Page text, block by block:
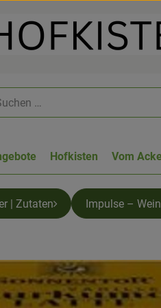
Hofkisten Vom
| Zutaten Impulse –